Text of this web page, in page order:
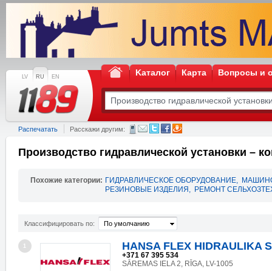
LV RU EN Kаталог Карта Вопросы и
Распечатать Расскажи другим:
Производство гидравлической установки –
Похожие категории: ГИДРАВЛИЧЕСКОЕ ОБОРУДОВАНИЕ,
РЕЗИНОВЫЕ ИЗДЕЛИЯ , РЕМОНТ
Классифицировать по: По умолчанию
1 HANSA FLEX HIDRAULIKA
+371 67 395 534
SĀREMAS IELA 2, RĪGA, LV-1005